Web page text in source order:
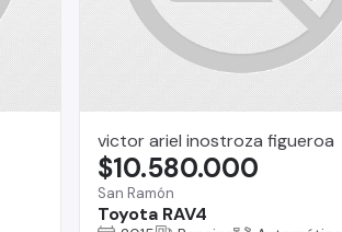
victor ariel inostroza figueroa
San Ramón
Toyota RAV4
$10.580.000